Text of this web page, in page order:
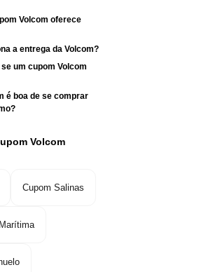
Volcom oferece
a entrega da Volcom?
um cupom Volcom
é boa de se comprar
Volcom
Cupom Salinas